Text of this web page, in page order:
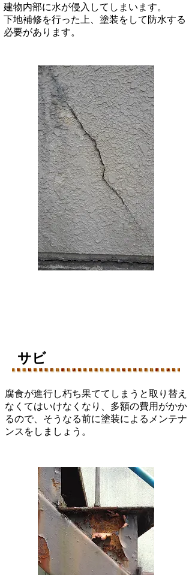
建物内部に水が侵入してしまいます。
下地補修を行った上、塗装をして防水する
必要があります。
​サビ
腐食が進行し朽ち果ててしまうと取り替え
なくてはいけなくなり、多額の費用がかか
るので、そうなる前に塗装によるメンテナ
ンスをしましょう。